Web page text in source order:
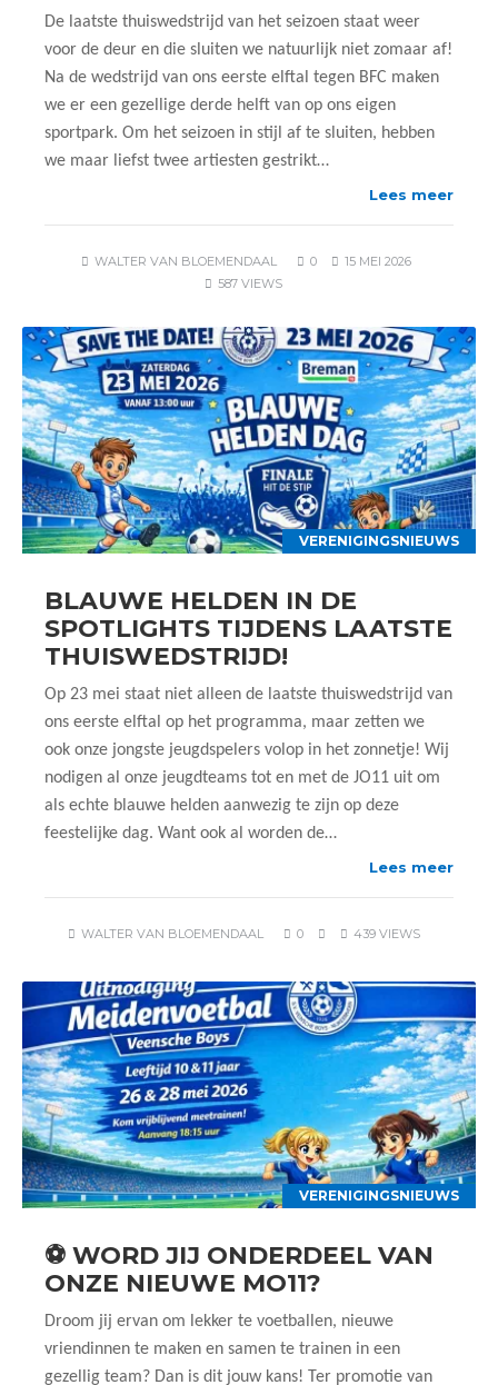
De laatste thuiswedstrijd van het seizoen staat weer
voor de deur en die sluiten we natuurlijk niet zomaar af!
Na de wedstrijd van ons eerste elftal tegen BFC maken
we er een gezellige derde helft van op ons eigen
sportpark. Om het seizoen in stijl af te sluiten, hebben
we maar liefst twee artiesten gestrikt…
Lees meer
WALTER VAN BLOEMENDAAL 0
15 MEI 2026
587 VIEWS
VERENIGINGSNIEUWS
BLAUWE HELDEN IN DE
SPOTLIGHTS TIJDENS LAATSTE
THUISWEDSTRIJD!
Op 23 mei staat niet alleen de laatste thuiswedstrijd van
ons eerste elftal op het programma, maar zetten we
ook onze jongste jeugdspelers volop in het zonnetje! Wij
nodigen al onze jeugdteams tot en met de JO11 uit om
als echte blauwe helden aanwezig te zijn op deze
feestelijke dag. Want ook al worden de…
Lees meer
WALTER VAN BLOEMENDAAL 0 439 VIEWS
VERENIGINGSNIEUWS
⚽ WORD JIJ ONDERDEEL VAN
ONZE NIEUWE MO11?
Droom jij ervan om lekker te voetballen, nieuwe
vriendinnen te maken en samen te trainen in een
gezellig team? Dan is dit jouw kans! Ter promotie van